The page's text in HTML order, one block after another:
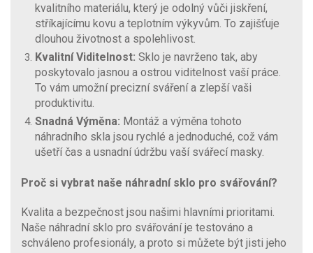
kvalitního materiálu, který je odolný vůči jiskření,
stříkajícímu kovu a teplotním výkyvům. To zajišťuje
dlouhou životnost a spolehlivost.
Kvalitní Viditelnost: Sklo je navrženo tak, aby
poskytovalo jasnou a ostrou viditelnost vaší práce.
To vám umožní precizní sváření a zlepší vaši
produktivitu.
Snadná Výměna: Montáž a výměna tohoto
náhradního skla jsou rychlé a jednoduché, což vám
ušetří čas a usnadní údržbu vaší svářecí masky.
Proč si vybrat naše náhradní sklo pro svářování?
Kvalita a bezpečnost jsou našimi hlavními prioritami.
Naše náhradní sklo pro svářování je testováno a
schváleno profesionály, a proto si můžete být jisti jeho